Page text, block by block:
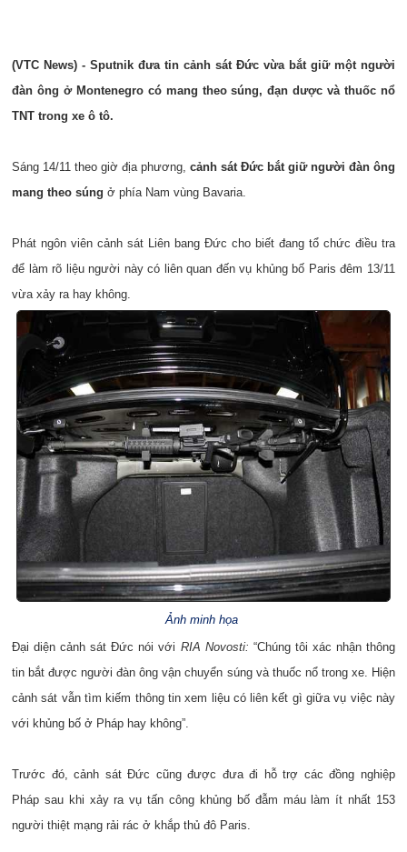
(VTC News) - Sputnik đưa tin cảnh sát Đức vừa bắt giữ một người
đàn ông ở Montenegro có mang theo súng, đạn dược và thuốc nổ
TNT trong xe ô tô.
Sáng 14/11 theo giờ địa phương, cảnh sát Đức bắt giữ người đàn ông
mang theo súng ở phía Nam vùng Bavaria.
Phát ngôn viên cảnh sát Liên bang Đức cho biết đang tổ chức điều tra
để làm rõ liệu người này có liên quan đến vụ khủng bố Paris đêm 13/11
vừa xảy ra hay không.
Ảnh minh họa
Đại diện cảnh sát Đức nói với RIA Novosti: “Chúng tôi xác nhận thông
tin bắt được người đàn ông vận chuyển súng và thuốc nổ trong xe. Hiện
cảnh sát vẫn tìm kiếm thông tin xem liệu có liên kết gì giữa vụ việc này
với khủng bố ở Pháp hay không”.
Trước đó, cảnh sát Đức cũng được đưa đi hỗ trợ các đồng nghiệp
Pháp sau khi xảy ra vụ tấn công khủng bố đẫm máu làm ít nhất 153
người thiệt mạng rải rác ở khắp thủ đô Paris.